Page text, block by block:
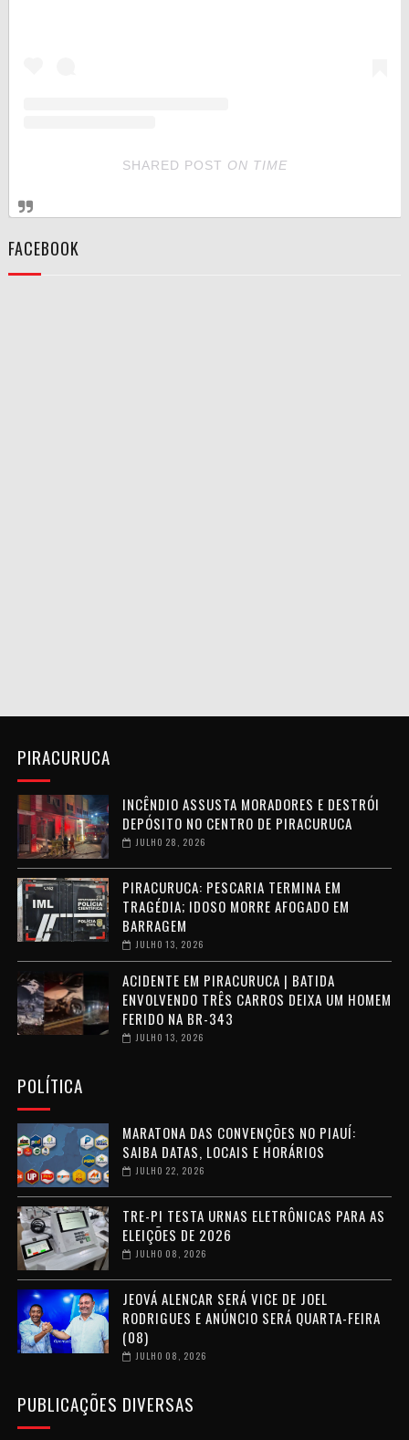
SHARED POST ON TIME
FACEBOOK
PIRACURUCA
INCÊNDIO ASSUSTA MORADORES E DESTRÓI
DEPÓSITO NO CENTRO DE PIRACURUCA
JULHO 28, 2026
PIRACURUCA: PESCARIA TERMINA EM
TRAGÉDIA; IDOSO MORRE AFOGADO EM
BARRAGEM
JULHO 13, 2026
ACIDENTE EM PIRACURUCA | BATIDA
ENVOLVENDO TRÊS CARROS DEIXA UM HOMEM
FERIDO NA BR-343
JULHO 13, 2026
POLÍTICA
MARATONA DAS CONVENÇÕES NO PIAUÍ:
SAIBA DATAS, LOCAIS E HORÁRIOS
JULHO 22, 2026
TRE-PI TESTA URNAS ELETRÔNICAS PARA AS
ELEIÇÕES DE 2026
JULHO 08, 2026
JEOVÁ ALENCAR SERÁ VICE DE JOEL
RODRIGUES E ANÚNCIO SERÁ QUARTA-FEIRA
(08)
JULHO 08, 2026
PUBLICAÇÕES DIVERSAS